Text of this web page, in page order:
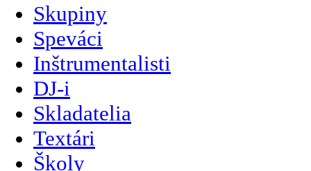
Skupiny
Speváci
Inštrumentalisti
DJ-i
Skladatelia
Textári
Školy